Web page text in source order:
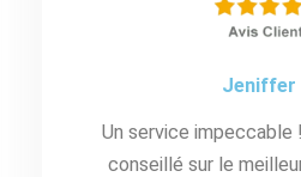
Jeniffer
Un service impeccable
conseillé sur le